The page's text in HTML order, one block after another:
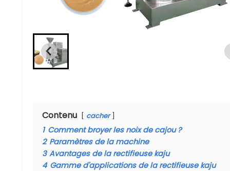
Contenu cacher
1 Comment broyer les noix de cajou ?
2 Paramètres de la machine
3 Avantages de la rectifieuse kaju
4 Gamme d'applications de la rectifieuse kaju